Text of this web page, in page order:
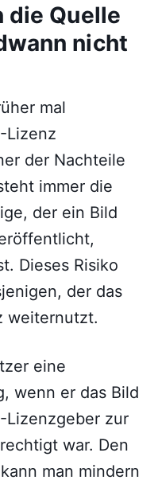
die Quelle
nicht
mal
Lizenz
der Nachteile
immer die
der ein Bild
Dieses Risiko
der das
weiternutzt.
eine
wenn er das Bild
Lizenzgeber zur
war. Den
man mindern